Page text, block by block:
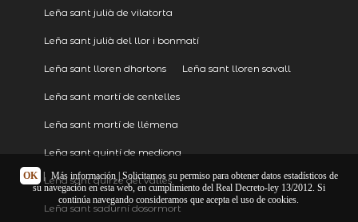
Leña sant julià de vilatorta
Leña sant julià del llor i bonmatí
Leña sant lloren dhortons Leña sant lloren savall
Leña sant martí de centelles
Leña sant martí de llémena
Leña sant quintí de mediona
Leña sant quirze del vallès
Leña sant sadurní dosormort
OK | Más información| Solicitamos su permiso para obtener datos estadísticos de
su navegación en esta web, en cumplimiento del Real Decreto-ley 13/2012. Si
continúa navegando consideramos que acepta el uso de cookies.